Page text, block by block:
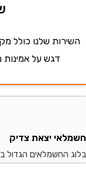
שלנו כולל
דגש על אמינות
יצאת צדיק
הגדול